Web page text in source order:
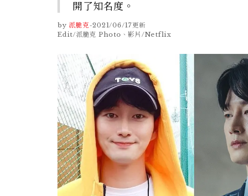
開了知名度。
by 派脆克-2021/06/17更新
Edit/派脆克 Photo、影片/Netflix